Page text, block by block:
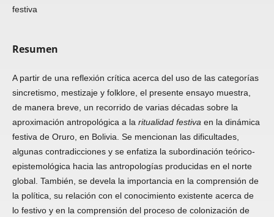
festiva
Resumen
A partir de una reflexión crítica acerca del uso de las categorías
sincretismo, mestizaje y folklore, el presente ensayo muestra,
de manera breve, un recorrido de varias décadas sobre la
aproximación antropológica a la ritualidad festiva en la dinámica
festiva de Oruro, en Bolivia. Se mencionan las dificultades,
algunas contradicciones y se enfatiza la subordinación teórico-
epistemológica hacia las antropologías producidas en el norte
global. También, se devela la importancia en la comprensión de
la política, su relación con el conocimiento existente acerca de
lo festivo y en la comprensión del proceso de colonización de